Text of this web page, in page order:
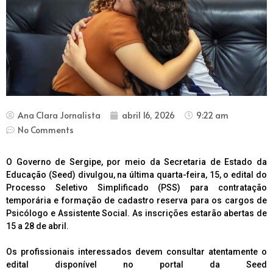
Ana Clara Jornalista abril 16, 2026
9:22 am
No Comments
O Governo de Sergipe, por meio da Secretaria de Estado da
Educação (Seed) divulgou, na última quarta-feira, 15, o edital do
Processo Seletivo Simplificado (PSS) para contratação
temporária e formação de cadastro reserva para os cargos de
Psicólogo e Assistente Social. As inscrições estarão abertas de
15 a 28 de abril.
Os profissionais interessados devem consultar atentamente o
edital disponível no portal da Seed